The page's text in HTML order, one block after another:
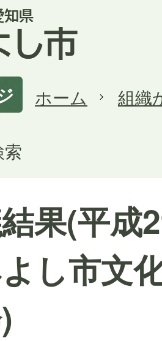
ホーム 組織
果(平成
し市文